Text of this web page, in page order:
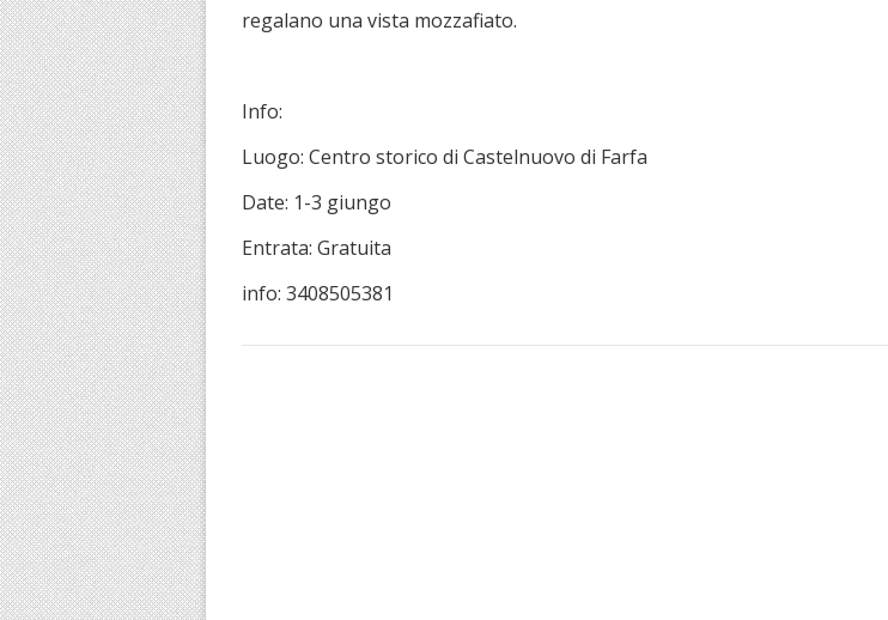
regalano una vista mozzafiato.
Info:
Luogo: Centro storico di Castelnuovo di Farfa
Date: 1-3 giungo
Entrata: Gratuita
info: 3408505381